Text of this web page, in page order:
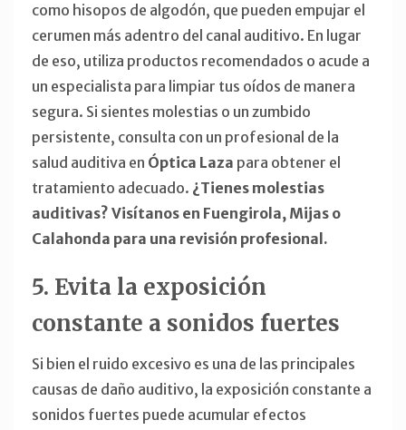
como hisopos de algodón, que pueden empujar el
cerumen más adentro del canal auditivo. En lugar
de eso, utiliza productos recomendados o acude a
un especialista para limpiar tus oídos de manera
segura. Si sientes molestias o un zumbido
persistente, consulta con un profesional de la
salud auditiva en Óptica Laza para obtener el
tratamiento adecuado. ¿Tienes molestias
auditivas? Visítanos en Fuengirola, Mijas o
Calahonda para una revisión profesional.
5. Evita la exposición
constante a sonidos fuertes
Si bien el ruido excesivo es una de las principales
causas de daño auditivo, la exposición constante a
sonidos fuertes puede acumular efectos